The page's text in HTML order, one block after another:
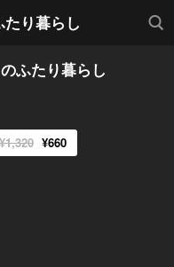
り暮らし
検索
ふたり暮らし
¥1,320 ¥660